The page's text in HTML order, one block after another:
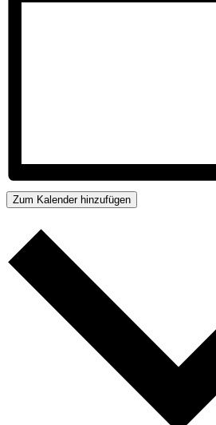
Zum Kalender hinzufügen